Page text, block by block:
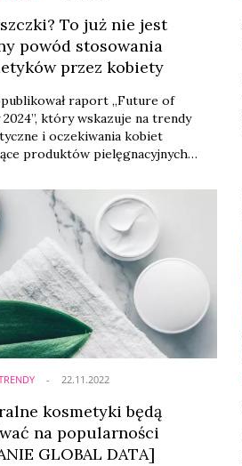
To już nie jest
powód stosowania
przez kobiety
raport „Future of
2024”, który wskazuje na trendy
i oczekiwania kobiet
produktów pielęgnacyjnych
Jedna tendencja stała się
wyraźna – zdrowie jest ważniejsze
To pociąga za sobą coraz
zaufanie do lekarzy i
Od liczby produktów
staje się jakość – ponad 63
kosmetyki będą
na popularności
GLOBAL DATA]
22.11.2022